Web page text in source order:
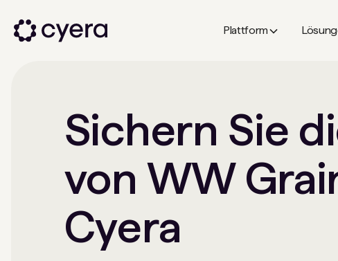
Plattform
Sichern Sie
von WW
Cyera